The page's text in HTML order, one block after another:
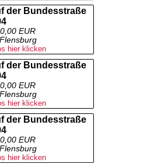
der Bundesstraße
EUR
hier klicken
der Bundesstraße
EUR
hier klicken
der Bundesstraße
EUR
hier klicken